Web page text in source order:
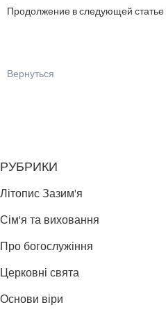
Продолжение в следующей статье
Вернуться
РУБРИКИ
Літопис Зазим'я
Сім'я та виховання
Про богослужіння
Церковні свята
Основи віри